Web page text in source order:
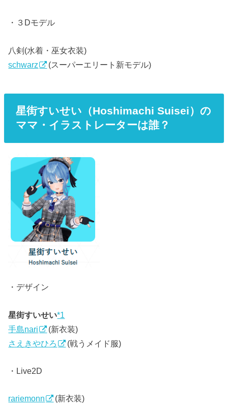
・３Dモデル
八剣(水着・巫女衣装)
schwarz
(スーパーエリート新モデル)
星街すいせい（Hoshimachi Suisei）の
ママ・イラストレーターは誰？
・デザイン
星街すいせい*1
手島nari
(新衣装)
さえきやひろ
(戦うメイド服)
・Live2D
rariemonn (新衣装)